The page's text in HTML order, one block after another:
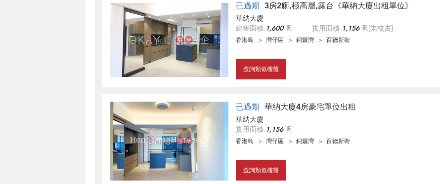
已過期 3房2廁,極高層,露台《華納大廈出租單位》
華納大廈
建築面積 1,600呎 實用面積 1,156呎[未核實]
香港島 灣仔區 銅鑼灣 百德新街
查詢類似樓盤
已過期 華納大廈4房豪宅單位出租
華納大廈
實用面積 1,156呎
香港島 灣仔區 銅鑼灣 百德新街
查詢類似樓盤